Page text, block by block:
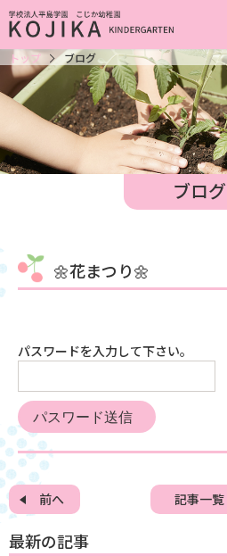
トップ ブログ
ブログ
🌼花まつり🌼
パスワードを入力して下さい。
前へ 記事一覧
最新の記事